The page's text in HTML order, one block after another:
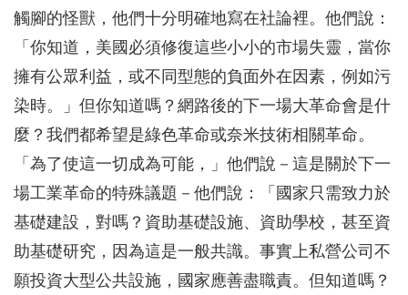
觸腳的怪獸，他們十分明確地寫在社論裡。他們說：
「你知道，美國必須修復這些小小的市場失靈，當你
擁有公眾利益，或不同型態的負面外在因素，例如污
染時。」但你知道嗎？網路後的下一場大革命會是什
麼？我們都希望是綠色革命或奈米技術相關革命。
「為了使這一切成為可能，」他們說－這是關於下一
場工業革命的特殊議題－他們說：「國家只需致力於
基礎建設，對嗎？資助基礎設施、資助學校，甚至資
助基礎研究，因為這是一般共識。事實上私營公司不
願投資大型公共設施，國家應善盡職責。但知道嗎？